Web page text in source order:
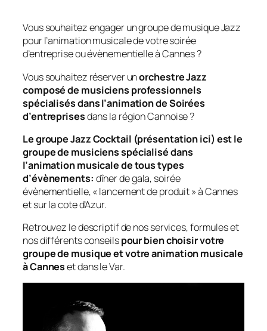
Vous souhaitez engager un groupe de musique Jazz
pour l’animation musicale de votre soirée
d’entreprise ou évènementielle à Cannes ?
Vous souhaitez réserver unorchestre Jazz
composé de musiciens professionnels
spécialisés dans l’animation de Soirées
d’entreprisesdans la région Cannoise ?
Le groupe Jazz Cocktail (présentation ici) est le
groupe de musiciens spécialisé dans
l’animation musicale de tous types
d’évènements: dîner de gala, soirée
évènementielle, « lancement de produit » à Cannes
et sur la cote d’Azur.
Retrouvez le descriptif de nos services, formules et
nos différents conseilspour bien choisir votre
groupe de musique et votre animation musicale
à Canneset dans le Var.